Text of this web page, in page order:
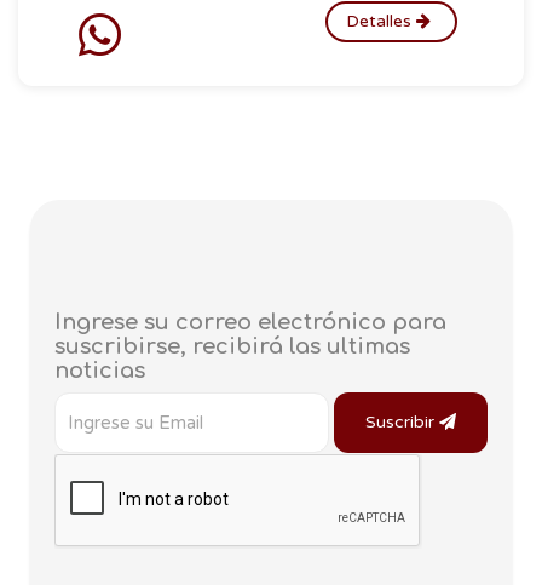
Detalles
Ingrese su correo electrónico para
suscribirse, recibirá las ultimas
noticias
Suscribir